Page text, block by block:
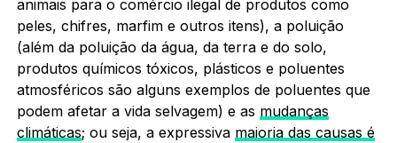
animais para o comércio ilegal de produtos como
peles, chifres, marfim e outros itens), a poluição
(além da poluição da água, da terra e do solo,
produtos químicos tóxicos, plásticos e poluentes
atmosféricos são alguns exemplos de poluentes que
podem afetar a vida selvagem) e as mudanças
climáticas; ou seja, a expressiva maioria das causas é